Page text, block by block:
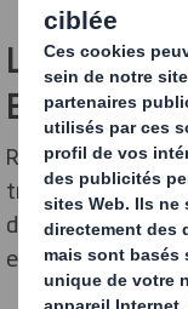
LES
ENTREPRISE
Recycler permet
transformer en
delà d’une simple
entreprise apporte